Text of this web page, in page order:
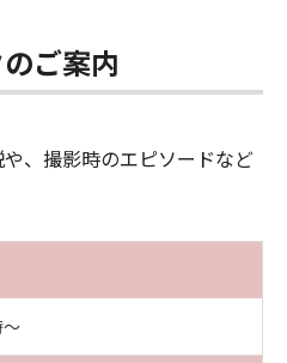
ご案内
、撮影時のエピソードなど